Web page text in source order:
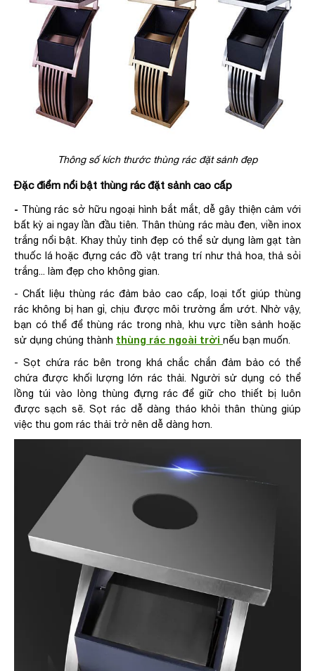
Thông số kích thước thùng rác đặt sảnh đẹp
Đặc điểm nổi bật thùng rác đặt sảnh cao cấp
- Thùng rác sở hữu ngoại hình bắt mắt, dễ gây thiện cảm với
bất kỳ ai ngay lần đầu tiên. Thân thùng rác màu đen, viền inox
trắng nổi bật. Khay thủy tinh đẹp có thể sử dụng làm gạt tàn
thuốc lá hoặc đựng các đồ vật trang trí như thả hoa, thả sỏi
trắng... làm đẹp cho không gian.
- Chất liệu thùng rác đảm bảo cao cấp, loại tốt giúp thùng
rác không bị han gỉ, chịu được môi trường ẩm ướt. Nhờ vậy,
bạn có thể để thùng rác trong nhà, khu vực tiền sảnh hoặc
sử dụng chúng thành thùng rác ngoài trời nếu bạn muốn.
- Sọt chứa rác bên trong khá chắc chắn đảm bảo có thể
chứa được khối lượng lớn rác thải. Người sử dụng có thể
lồng túi vào lòng thùng đựng rác để giữ cho thiết bị luôn
được sạch sẽ. Sọt rác dễ dàng tháo khỏi thân thùng giúp
việc thu gom rác thải trở nên dễ dàng hơn.